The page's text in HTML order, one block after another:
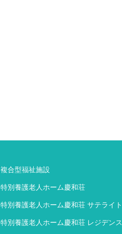
複合型福祉施設
特別養護老人ホーム慶和荘
特別養護老人ホーム慶和荘 サテライト
特別養護老人ホーム慶和荘 レジデンス